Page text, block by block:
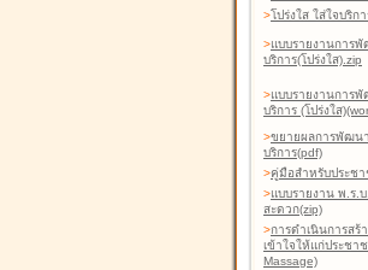
>โปร่งใส ใส่ใจบริกา
>แบบรายงานการ
บริการ(โปร่งใส).zip
>แบบรายงานการ
บริการ (โปร่งใส
>ขยายผลการพัฒน
บริการ(pdf)
>คู่มือสำหรับประชา
>แบบรายงาน พ.ร.
สะดวก(zip)
>การดำเนินการสร้
เข้าใจให้แก่ประช
Massage)